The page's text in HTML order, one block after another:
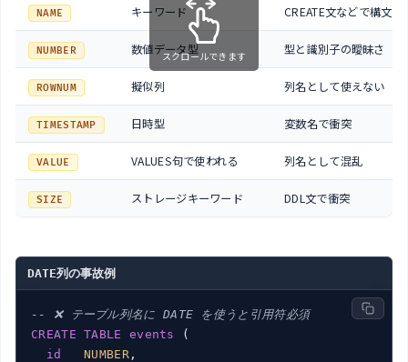
NAME キーワード CREATE文などで構文エ
NUMBER 数値データ型 型と識別子の曖昧さ
ROWNUM 擬似列 列名として使えない
TIMESTAMP 日時型 変数名で衝突
VALUE VALUES句で使われる 列名として混乱
SIZE ストレージキーワード DDL文で衝突
スクロールできます
DATE列の事故例
-- ❌ テーブル列名に DATE を使うと引用符必須
CREATE
TABLE events
(
id
NUMBER ,